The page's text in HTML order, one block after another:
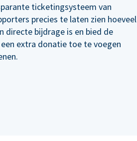
ticketingsysteem van
precies te laten zien hoeveel
directe bijdrage is en bied de
extra donatie toe te voegen